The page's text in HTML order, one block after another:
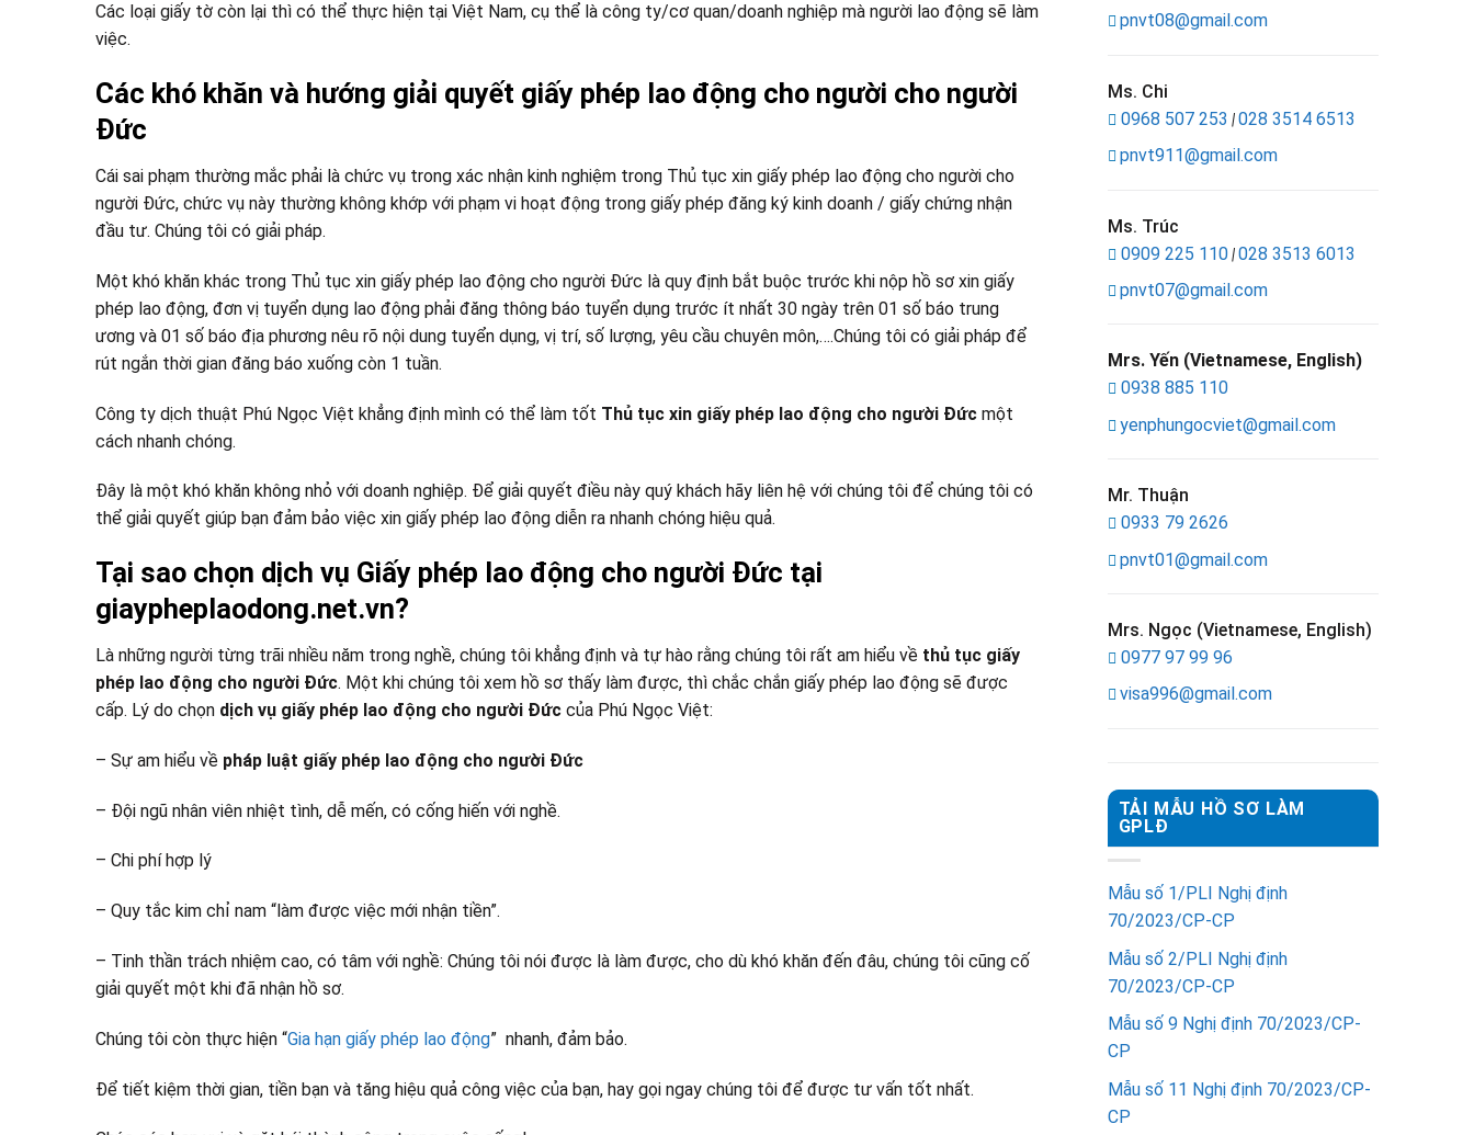
Các loại giấy tờ còn lại thì có thể thực hiện tại Việt Nam, cụ thể là công ty/cơ quan/doanh nghiệp mà người lao động sẽ làm
việc.
Các khó khăn và hướng giải quyết giấy phép lao động cho người cho người
Đức
Cái sai phạm thường mắc phải là chức vụ trong xác nhận kinh nghiệm trong Thủ tục xin giấy phép lao động cho người cho
người Đức, chức vụ này thường không khớp với phạm vi hoạt động trong giấy phép đăng ký kinh doanh / giấy chứng nhận
đầu tư. Chúng tôi có giải pháp.
Một khó khăn khác trong Thủ tục xin giấy phép lao động cho người Đức là quy định bắt buộc trước khi nộp hồ sơ xin giấy
phép lao động, đơn vị tuyển dụng lao động phải đăng thông báo tuyển dụng trước ít nhất 30 ngày trên 01 số báo trung
ương và 01 số báo địa phương nêu rõ nội dung tuyển dụng, vị trí, số lượng, yêu cầu chuyên môn,….Chúng tôi có giải pháp để
rút ngắn thời gian đăng báo xuống còn 1 tuần.
Công ty dịch thuật Phú Ngọc Việt khẳng định mình có thể làm tốt Thủ tục xin giấy phép lao động cho người Đức một
cách nhanh chóng.
Đây là một khó khăn không nhỏ với doanh nghiệp. Để giải quyết điều này quý khách hãy liên hệ với chúng tôi để chúng tôi có
thể giải quyết giúp bạn đảm bảo việc xin giấy phép lao động diễn ra nhanh chóng hiệu quả.
Tại sao chọn dịch vụ Giấy phép lao động cho người Đức tại
giaypheplaodong.net.vn?
Là những người từng trãi nhiều năm trong nghề, chúng tôi khẳng định và tự hào rằng chúng tôi rất am hiểu về thủ tục giấy
phép lao động cho người Đức. Một khi chúng tôi xem hồ sơ thấy làm được, thì chắc chắn giấy phép lao động sẽ được
cấp. Lý do chọn dịch vụ giấy phép lao động cho người Đức của Phú Ngọc Việt:
– Sự am hiểu về pháp luật giấy phép lao động cho người Đức
– Đội ngũ nhân viên nhiệt tình, dễ mến, có cống hiến với nghề.
– Chi phí hợp lý
– Quy tắc kim chỉ nam “làm được việc mới nhận tiền”.
– Tinh thần trách nhiệm cao, có tâm với nghề: Chúng tôi nói được là làm được, cho dù khó khăn đến đâu, chúng tôi cũng cố
giải quyết một khi đã nhận hồ sơ.
Chúng tôi còn thực hiện “Gia hạn giấy phép lao động” nhanh, đảm bảo.
Để tiết kiệm thời gian, tiền bạn và tăng hiệu quả công việc của bạn, hay gọi ngay chúng tôi để được tư vấn tốt nhất.
pnvt08@gmail.com
Ms. Chi
0968 507 253 |028 3514 6513
pnvt911@gmail.com
Ms. Trúc
0909 225 110|028 3513 6013
pnvt07@gmail.com
Mrs. Yến (Vietnamese, English)
0938 885 110
yenphungocviet@gmail.com
Mr. Thuận
0933 79 2626
pnvt01@gmail.com
Mrs. Ngọc (Vietnamese, English)
0977 97 99 96
visa996@gmail.com
TẢI MẪU HỒ SƠ LÀM
GPLĐ
Mẫu số 1/PLI Nghị định
70/2023/CP-CP
Mẫu số 2/PLI Nghị định
70/2023/CP-CP
Mẫu số 9 Nghị định 70/2023/CP-
CP
Mẫu số 11 Nghị định 70/2023/CP-
CP